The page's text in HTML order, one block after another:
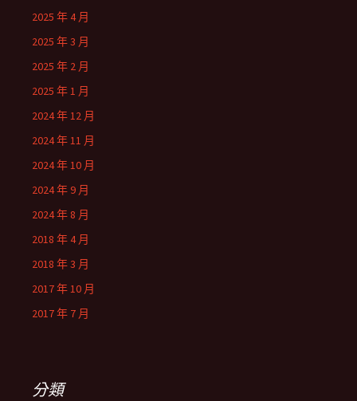
2025 年 4 月
2025 年 3 月
2025 年 2 月
2025 年 1 月
2024 年 12 月
2024 年 11 月
2024 年 10 月
2024 年 9 月
2024 年 8 月
2018 年 4 月
2018 年 3 月
2017 年 10 月
2017 年 7 月
分類